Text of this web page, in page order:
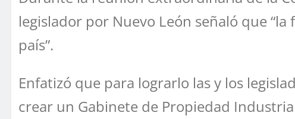
legislador por Nuevo León señaló que
país”.
Enfatizó que para lograrlo las y los
crear un Gabinete de Propiedad